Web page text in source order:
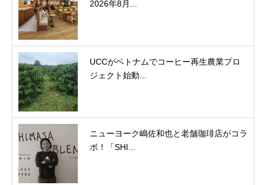
2026年8月...
UCCがベトナムでコーヒー再生農業プロ
ジェクト始動...
ニューヨーク嶋佐和也と老舗珈琲店がコラ
ボ！「SHI...